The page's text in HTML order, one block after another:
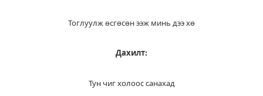
Тоглуулж өсгөсөн ээж минь дээ хө
Дахилт:
Тун чиг холоос санахад